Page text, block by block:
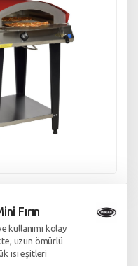
Fırın
kullanımı kolay
uzun ömürlü
ısı eşitleri